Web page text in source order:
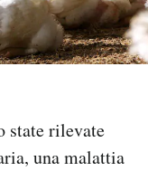
state rilevate
una malattia